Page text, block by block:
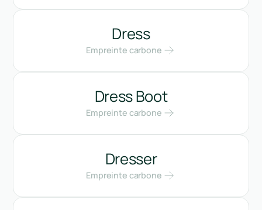
Dress
Empreinte carbone
Dress Boot
Empreinte carbone
Dresser
Empreinte carbone